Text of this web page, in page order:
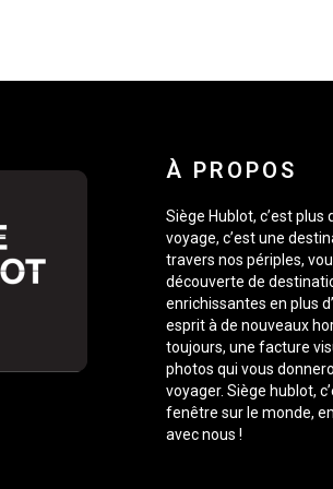
À PROPOS
Siège Hublot, c’est plus
voyage, c’est une
travers nos périples,
découverte de
enrichissantes en plus
esprit à de nouveaux
toujours, une facture
photos qui vous
voyager. Siège hublot,
fenêtre sur le monde,
avec nous !